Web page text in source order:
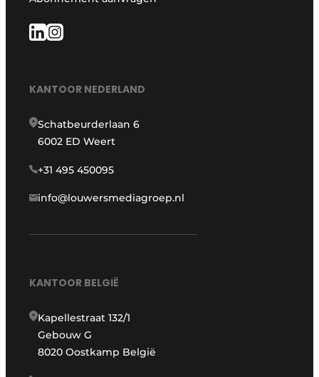
KANTOOR NEDERLAND
Schatbeurderlaan 6
6002 ED Weert
+31 495 450095
info@louwersmediagroep.nl
KANTOOR BELGIË
Kapellestraat 132/1
Gebouw G
8020 Oostkamp België